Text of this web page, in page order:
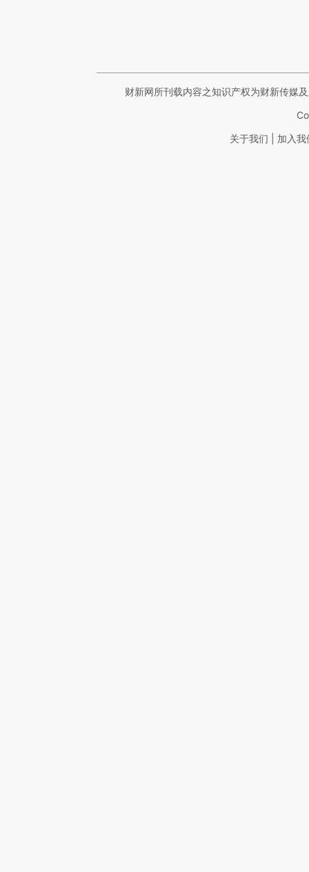
财新网所刊载内容之知识产权为财新传媒
关于我们 加入我